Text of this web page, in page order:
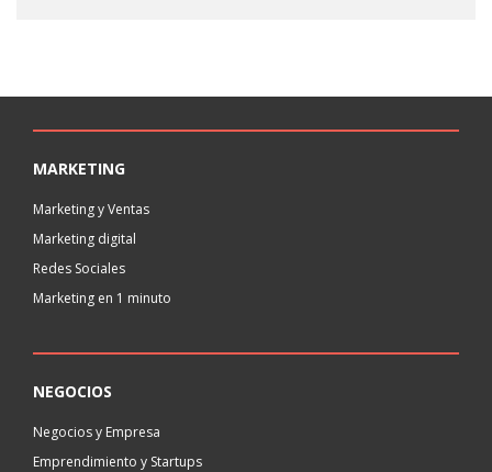
MARKETING
Marketing y Ventas
Marketing digital
Redes Sociales
Marketing en 1 minuto
NEGOCIOS
Negocios y Empresa
Emprendimiento y Startups